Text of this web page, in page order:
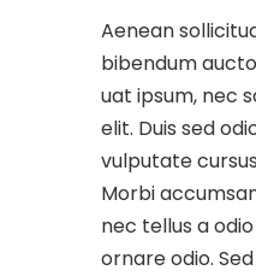
Aenean
bibendum
uat ipsum, nec
elit. Duis sed
vulputate
Morbi
nec tellus a
ornare odio.